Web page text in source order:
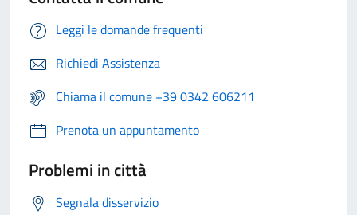
Leggi le domande frequenti
Richiedi Assistenza
Chiama il comune +39 0342 606211
Prenota un appuntamento
Problemi in città
Segnala disservizio